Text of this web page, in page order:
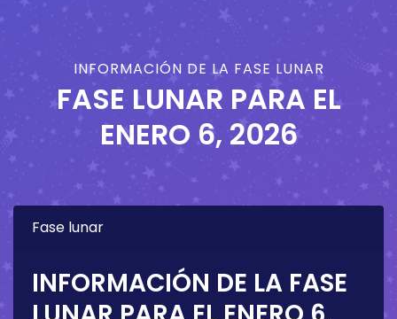
INFORMACIÓN DE LA FASE LUNAR
FASE LUNAR PARA EL
ENERO 6, 2026
Fase lunar
INFORMACIÓN DE LA FASE